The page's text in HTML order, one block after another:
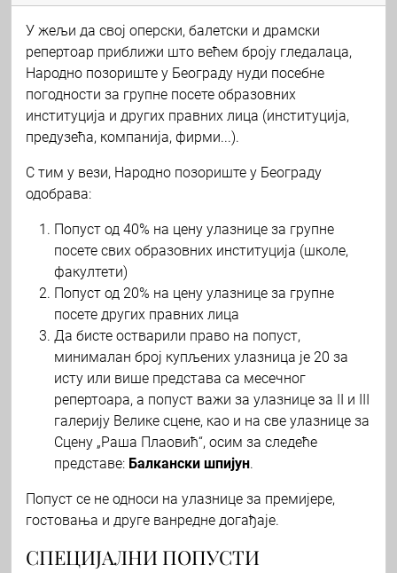
У жељи да свој оперски, балетски и драмски
репертоар приближи што већем броју гледалаца,
Народно позориште у Београду нуди посебне
погодности за групне посете образовних
институција и других правних лица (институција,
предузећа, компанија, фирми...).
С тим у вези, Народно позориште у Београду
одобрава:
Попуст од 40% на цену улазнице за групне
посете свих образовних институција (школе,
факултети)
Попуст од 20% на цену улазнице за групне
посете других правних лица
Да бисте остварили право на попуст,
минималан број купљених улазница је 20 за
исту или више представа са месечног
репертоара, а попуст важи за улазнице за II и III
галерију Велике сцене, као и на све улазнице за
Сцену „Раша Плаовић“, осим за следеће
представе: Балкански шпијун.
Попуст се не односи на улазнице за премијере,
гостовања и друге ванредне догађаје.
СПЕЦИЈАЛНИ ПОПУСТИ